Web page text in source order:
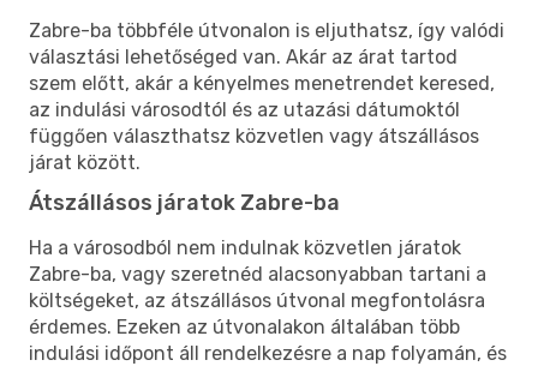
Zabre-ba többféle útvonalon is eljuthatsz, így valódi
választási lehetőséged van. Akár az árat tartod
szem előtt, akár a kényelmes menetrendet keresed,
az indulási városodtól és az utazási dátumoktól
függően választhatsz közvetlen vagy átszállásos
járat között.
Átszállásos járatok Zabre-ba
Ha a városodból nem indulnak közvetlen járatok
Zabre-ba, vagy szeretnéd alacsonyabban tartani a
költségeket, az átszállásos útvonal megfontolásra
érdemes. Ezeken az útvonalakon általában több
indulási időpont áll rendelkezésre a nap folyamán, és